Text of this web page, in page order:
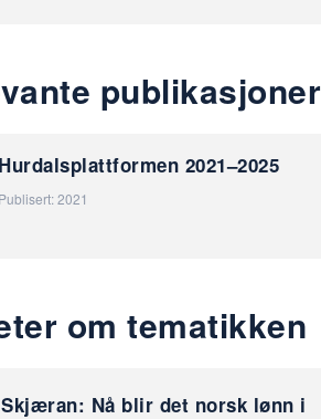
publikasjoner
Hurdalsplattformen 2021–2025
Publisert: 2021
om tematikken
Skjæran: Nå blir det norsk lønn i